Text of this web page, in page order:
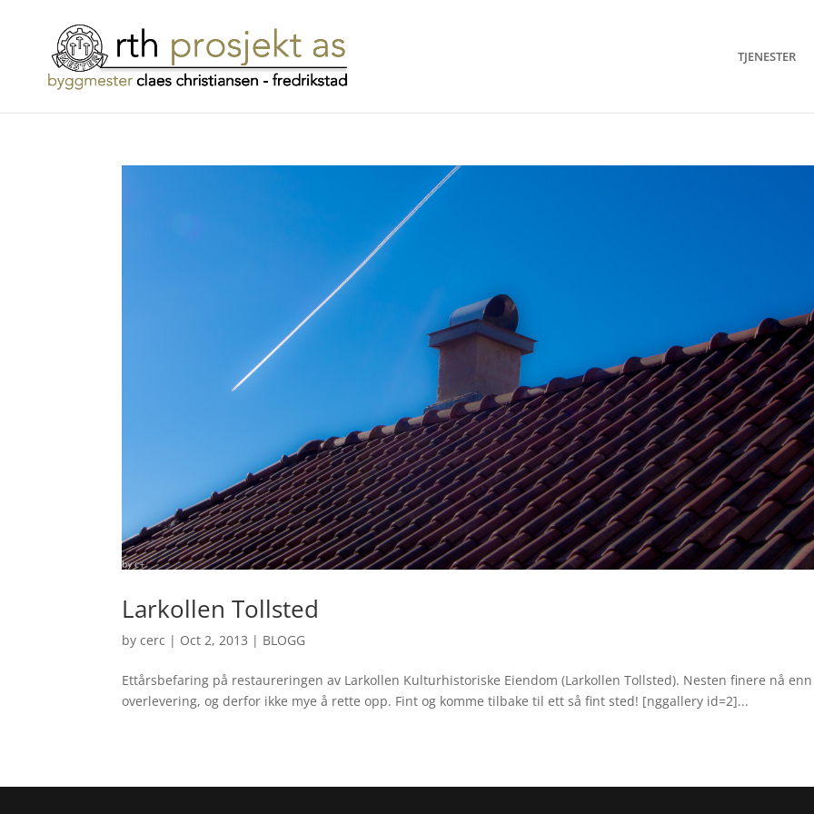
TJENESTER
Larkollen Tollsted
bycerc | Oct 2, 2013 | BLOGG
Ettårsbefaring på restaureringen av Larkollen Kulturhistoriske Eiendom (Larkollen Tollsted). Nesten finere nå
overlevering, og derfor ikke mye å rette opp. Fint og komme tilbake til ett så fint sted! [nggallery id=2]...